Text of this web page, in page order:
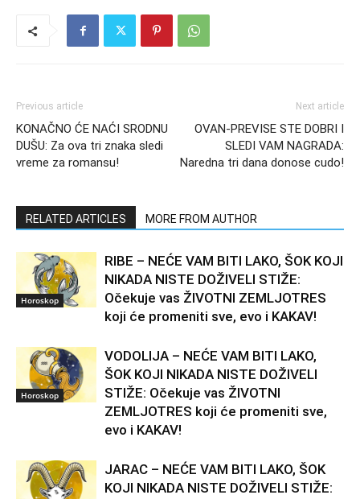
Previous article
KONAČNO ĆE NAĆI SRODNU
DUŠU: Za ova tri znaka sledi
vreme za romansu!
Next article
OVAN-PREVISE STE DOBRI I
SLEDI VAM NAGRADA:
Naredna tri dana donose cudo!
RELATED ARTICLES MORE FROM AUTHOR
Horoskop
RIBE – NEĆE VAM BITI LAKO, ŠOK KOJI
NIKADA NISTE DOŽIVELI STIŽE:
Očekuje vas ŽIVOTNI ZEMLJOTRES
koji će promeniti sve, evo i KAKAV!
Horoskop
VODOLIJA – NEĆE VAM BITI LAKO,
ŠOK KOJI NIKADA NISTE DOŽIVELI
STIŽE: Očekuje vas ŽIVOTNI
ZEMLJOTRES koji će promeniti sve,
evo i KAKAV!
JARAC – NEĆE VAM BITI LAKO, ŠOK
KOJI NIKADA NISTE DOŽIVELI STIŽE: